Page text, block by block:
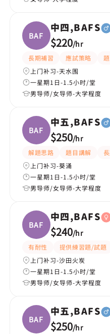
BAFS
中四,BAFS
$220/hr
長期補習 應試策略
上门补习-天水围
一星期1日-1.5小时/堂
男导师/女导师-大学程度
BAFS
中五,BAFS
$250/hr
解題思路 題目講解
上门补习-葵涌
一星期1日-1.5小时/堂
男导师/女导师-大学程度
BAFS
中四,BAFS
$240/hr
有耐性 提供練習題/試題
上门补习-沙田火炭
一星期1日-1.5小时/堂
男导师/女导师-大学程度
BAFS
中五,BAFS
$250/hr